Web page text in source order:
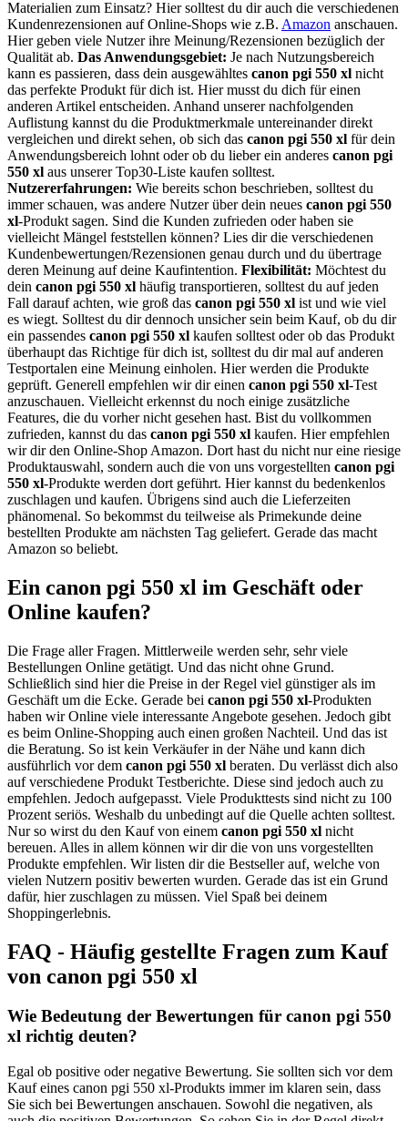
Materialien zum Einsatz? Hier solltest du dir auch die verschiedenen
Kundenrezensionen auf Online-Shops wie z.B. Amazon anschauen.
Hier geben viele Nutzer ihre Meinung/Rezensionen bezüglich der
Qualität ab. Das Anwendungsgebiet: Je nach Nutzungsbereich
kann es passieren, dass dein ausgewähltes canon pgi 550 xl nicht
das perfekte Produkt für dich ist. Hier musst du dich für einen
anderen Artikel entscheiden. Anhand unserer nachfolgenden
Auflistung kannst du die Produktmerkmale untereinander direkt
vergleichen und direkt sehen, ob sich das canon pgi 550 xl für dein
Anwendungsbereich lohnt oder ob du lieber ein anderes canon pgi
550 xl aus unserer Top30-Liste kaufen solltest.
Nutzererfahrungen: Wie bereits schon beschrieben, solltest du
immer schauen, was andere Nutzer über dein neues canon pgi 550
xl-Produkt sagen. Sind die Kunden zufrieden oder haben sie
vielleicht Mängel feststellen können? Lies dir die verschiedenen
Kundenbewertungen/Rezensionen genau durch und du übertrage
deren Meinung auf deine Kaufintention. Flexibilität: Möchtest du
dein canon pgi 550 xl häufig transportieren, solltest du auf jeden
Fall darauf achten, wie groß das canon pgi 550 xl ist und wie viel
es wiegt. Solltest du dir dennoch unsicher sein beim Kauf, ob du dir
ein passendes canon pgi 550 xl kaufen solltest oder ob das Produkt
überhaupt das Richtige für dich ist, solltest du dir mal auf anderen
Testportalen eine Meinung einholen. Hier werden die Produkte
geprüft. Generell empfehlen wir dir einen canon pgi 550 xl-Test
anzuschauen. Vielleicht erkennst du noch einige zusätzliche
Features, die du vorher nicht gesehen hast. Bist du vollkommen
zufrieden, kannst du das canon pgi 550 xl kaufen. Hier empfehlen
wir dir den Online-Shop Amazon. Dort hast du nicht nur eine riesige
Produktauswahl, sondern auch die von uns vorgestellten canon pgi
550 xl-Produkte werden dort geführt. Hier kannst du bedenkenlos
zuschlagen und kaufen. Übrigens sind auch die Lieferzeiten
phänomenal. So bekommst du teilweise als Primekunde deine
bestellten Produkte am nächsten Tag geliefert. Gerade das macht
Amazon so beliebt.
Ein canon pgi 550 xl im Geschäft oder
Online kaufen?
Die Frage aller Fragen. Mittlerweile werden sehr, sehr viele
Bestellungen Online getätigt. Und das nicht ohne Grund.
Schließlich sind hier die Preise in der Regel viel günstiger als im
Geschäft um die Ecke. Gerade bei canon pgi 550 xl-Produkten
haben wir Online viele interessante Angebote gesehen. Jedoch gibt
es beim Online-Shopping auch einen großen Nachteil. Und das ist
die Beratung. So ist kein Verkäufer in der Nähe und kann dich
ausführlich vor dem canon pgi 550 xl beraten. Du verlässt dich also
auf verschiedene Produkt Testberichte. Diese sind jedoch auch zu
empfehlen. Jedoch aufgepasst. Viele Produkttests sind nicht zu 100
Prozent seriös. Weshalb du unbedingt auf die Quelle achten solltest.
Nur so wirst du den Kauf von einem canon pgi 550 xl nicht
bereuen. Alles in allem können wir dir die von uns vorgestellten
Produkte empfehlen. Wir listen dir die Bestseller auf, welche von
vielen Nutzern positiv bewerten wurden. Gerade das ist ein Grund
dafür, hier zuschlagen zu müssen. Viel Spaß bei deinem
Shoppingerlebnis.
FAQ - Häufig gestellte Fragen zum Kauf
von canon pgi 550 xl
Wie Bedeutung der Bewertungen für canon pgi 550
xl richtig deuten?
Egal ob positive oder negative Bewertung. Sie sollten sich vor dem
Kauf eines canon pgi 550 xl-Produkts immer im klaren sein, dass
Sie sich bei Bewertungen anschauen. Sowohl die negativen, als